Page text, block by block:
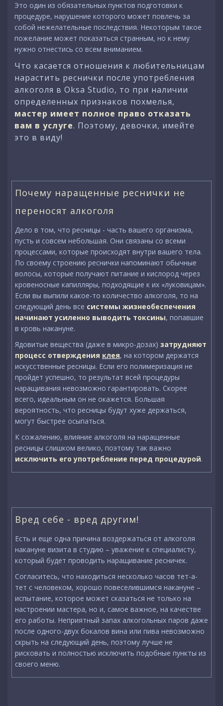
Это один из обязательных пунктов подготовки к
процедуре, нарушение которого может повлечь за
собой нежелательные последствия. Некоторым такое
пожелание может показаться странным, но к нему
нужно отнестись со всем вниманием.
Что касается отношения к любительницам
нарастить реснички после употребления
алкоголя в Oksa Studio, то при наличии
определенных признаков похмелья,
мастер имеет полное право отказать
вам в услуге. Поэтому, девочки, имейте
это в виду!
Почему наращенные реснички не
переносят алкоголя
Дело в том, что ресницы - часть вашего организма,
пусть и совсем небольшая. Они связаны со всеми
процессами, которые происходят внутри вашего тела.
По своему строению реснички напоминают обычные
волосы, которые получают питание и кислород через
кровеносные капилляры, подходящие к их «луковицам».
Если вы выпили какое-то количество алкоголя, то на
следующий день все системы жизнеобеспечения
начинают усиленно выводить токсины, попавшие
в кровь накануне.
Ядовитые вещества (даже в микро-дозах) затрудняют
процесс отверждения клея, на котором держатся
искусственные ресницы. Если его полимеризация не
пройдет успешно, то результат всей процедуры
наращивания невозможно гарантировать. Скорее
всего, идеальным он не окажется. Большая
вероятность, что ресницы будут хуже держаться,
могут быстрее осыпаться.
К сожалению, влияние алкоголя на наращенные
ресницы слишком велико, поэтому так важно
исключить его употребление перед процедурой.
Вред себе - вред другим!
Есть и еще одна причина воздержаться от алкоголя
накануне визита в студию – уважение к специалисту,
который будет проводить наращивание ресничек.
Согласитесь, что находиться несколько часов тет-а-
тет с человеком, хорошо повеселившимся накануне –
испытание, которое может сказаться не только на
настроении мастера, но и, самое важное, на качестве
его работы. Неприятный запах алкогольных паров даже
после одного-двух бокалов вина или пива невозможно
скрыть на следующий день, поэтому лучше не
рисковать и полностью исключить подобные пункты из
своего меню.